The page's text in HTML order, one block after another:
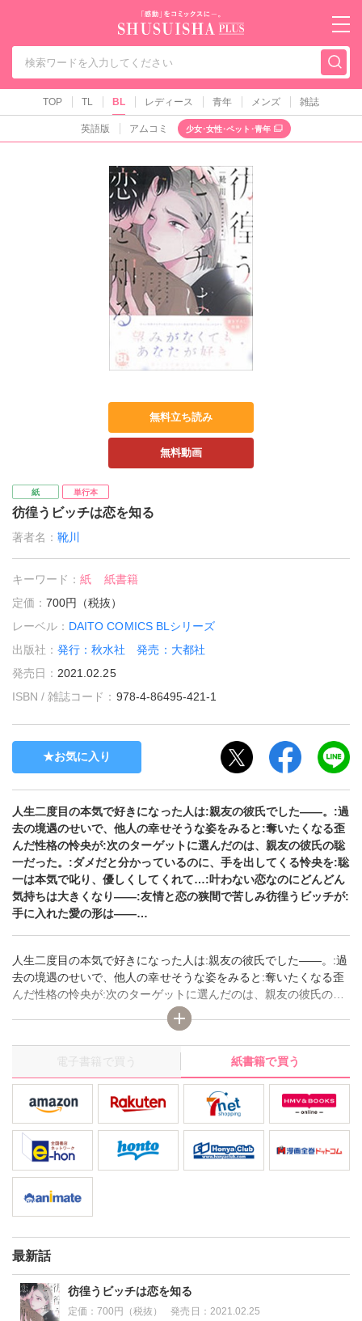
秋水社PLUS（テ
TOP TL BL レディース 青年 メンズ 雑誌
英語版 アムコミ 少女･女性･ペット･青年
無料立ち読み
無料動画
紙 単行本
彷徨うビッチは恋を知る
著者名：靴川
キーワード：紙
紙書籍
定価：700円（税抜）
レーベル： DAITO COMICS BLシリーズ
出版社：発行：秋水社 発売：大都社
発売日： 2021.02.25
ISBN / 雑誌コード： 978-4-86495-421-1
お気に入り
人生二度目の本気で好きになった人は:親友の彼氏でした――。:過
去の境遇のせいで、他人の幸せそうな姿をみると:奪いたくなる歪
んだ性格の怜央が:次のターゲットに選んだのは、親友の彼氏の聡
一だった。:ダメだと分かっているのに、手を出してくる怜央を:聡
一は本気で叱り、優しくしてくれて…:叶わない恋なのにどんどん
気持ちは大きくなり――:友情と恋の狭間で苦しみ彷徨うビッチが:
手に入れた愛の形は――…
人生二度目の本気で好きになった人は:親友の彼氏でした――。:過
去の境遇のせいで、他人の幸せそうな姿をみると:奪いたくなる歪
んだ性格の怜央が:次のターゲットに選んだのは、親友の彼氏の聡
一だった。:ダメだと分かっているのに、手を出してくる怜央を:聡
一は本気で叱り、優しくしてくれて…:叶わない恋なのにどんどん
気持ちは大きくなり――:友情と恋の狭間で苦しみ彷徨うビッチが:
手に入れた愛の形は――…
電子書籍で買う 紙書籍で買う
最新話
彷徨うビッチは恋を知る
定価：700円（税抜） 発売日： 2021.02.25